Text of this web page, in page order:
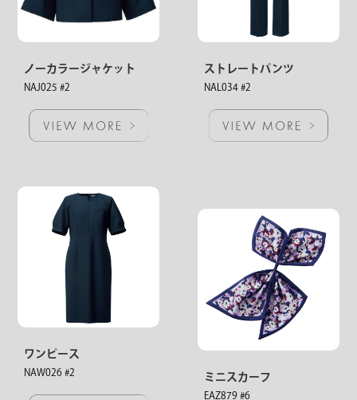
ノーカラージャケット
NAJ025 #2
ストレートパンツ
NAL034 #2
ワンピース
NAW026 #2 ミニスカーフ
EAZ879 #6